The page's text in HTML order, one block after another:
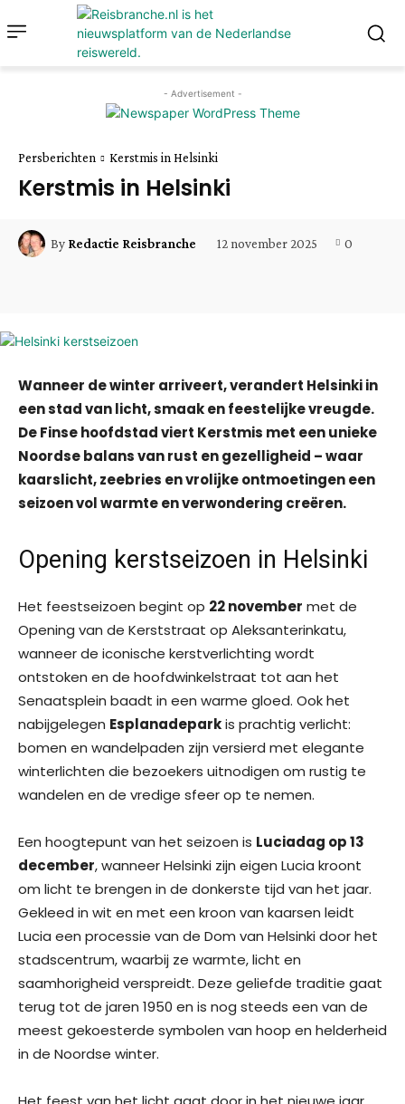
- Advertisement -
Persberichten Kerstmis in Helsinki
Kerstmis in Helsinki
By Redactie Reisbranche 12 november 2025 0
Wanneer de winter arriveert, verandert Helsinki in
een stad van licht, smaak en feestelijke vreugde.
De Finse hoofdstad viert Kerstmis met een unieke
Noordse balans van rust en gezelligheid – waar
kaarslicht, zeebries en vrolijke ontmoetingen een
seizoen vol warmte en verwondering creëren.
Opening kerstseizoen in Helsinki
Het feestseizoen begint op 22 november met de
Opening van de Kerststraat op Aleksanterinkatu,
wanneer de iconische kerstverlichting wordt
ontstoken en de hoofdwinkelstraat tot aan het
Senaatsplein baadt in een warme gloed. Ook het
nabijgelegen Esplanadeparkis prachtig verlicht:
bomen en wandelpaden zijn versierd met elegante
winterlichten die bezoekers uitnodigen om rustig te
wandelen en de vredige sfeer op te nemen.
Een hoogtepunt van het seizoen is Luciadag op 13
december, wanneer Helsinki zijn eigen Lucia kroont
om licht te brengen in de donkerste tijd van het jaar.
Gekleed in wit en met een kroon van kaarsen leidt
Lucia een processie van de Dom van Helsinki door het
stadscentrum, waarbij ze warmte, licht en
saamhorigheid verspreidt. Deze geliefde traditie gaat
terug tot de jaren 1950 en is nog steeds een van de
meest gekoesterde symbolen van hoop en helderheid
in de Noordse winter.